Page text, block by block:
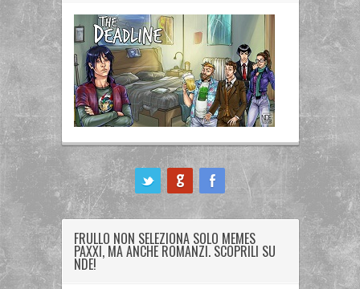
FRULLO NON SELEZIONA SOLO MEMES
PAXXI, MA ANCHE ROMANZI. SCOPRILI SU
NDE!